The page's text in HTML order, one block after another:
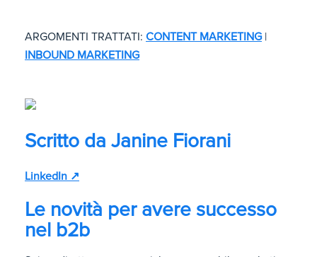
ARGOMENTI TRATTATI: CONTENT MARKETING |
INBOUND MARKETING
Scritto da Janine Fiorani
LinkedIn ↗
Le novità per avere successo
nel b2b